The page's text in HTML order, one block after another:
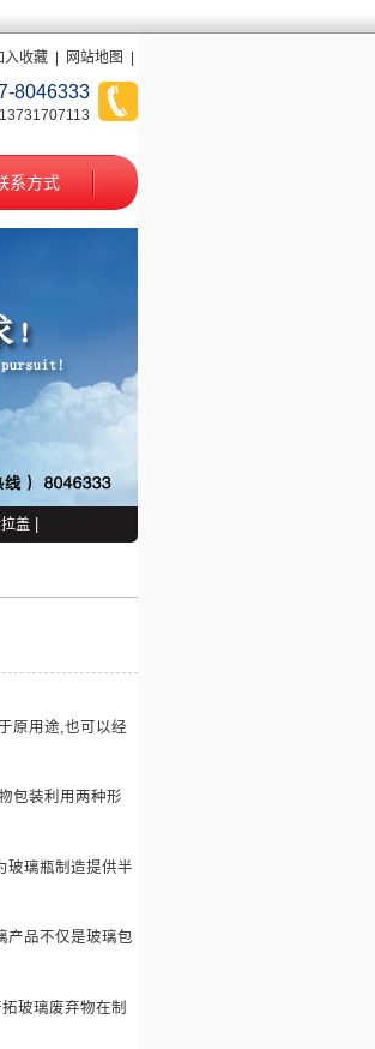
入收藏 网站地图
8046333
系方式
盖
原用途,也可以经
包装利用两种形
玻璃瓶制造提供半
产品不仅是玻璃包
玻璃废弃物在制